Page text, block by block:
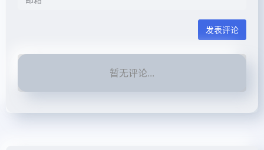
发表评论
暂无评论...